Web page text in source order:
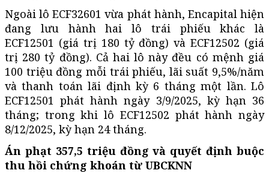
Ngoài lô ECF32601 vừa phát hành, Encapital hiện
đang lưu hành hai lô trái phiếu khác là
ECF12501 (giá trị 180 tỷ đồng) và ECF12502 (giá
trị 280 tỷ đồng). Cả hai lô này đều có mệnh giá
100 triệu đồng mỗi trái phiếu, lãi suất 9,5%/năm
và thanh toán lãi định kỳ 6 tháng một lần. Lô
ECF12501 phát hành ngày 3/9/2025, kỳ hạn 36
tháng; trong khi lô ECF12502 phát hành ngày
8/12/2025, kỳ hạn 24 tháng.
Án phạt 357,5 triệu đồng và quyết định buộc
thu hồi chứng khoán từ UBCKNN